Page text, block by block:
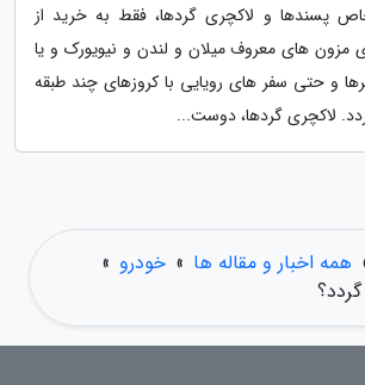
پسندها و لاکچری گردها، فقط به خرید از
های معروف میلان و لندن و نیویورک و یا
و حتی سفر های رویایی با کروزهای چند طبقه
لاکچری گردها، دوست...
همه اخبار و مقاله ها » خودرو »